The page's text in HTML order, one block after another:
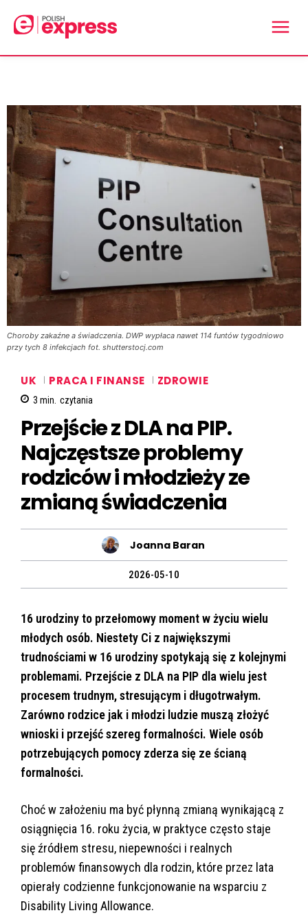
Choroby zakaźne a świadczenia. DWP wypłaca nawet 114 funtów tygodniowo
przy tych 8 infekcjach fot. shutterstocj.com
UK PRACA I FINANSE ZDROWIE
3 min. czytania
Przejście z DLA na PIP.
Najczęstsze problemy
rodziców i młodzieży ze
zmianą świadczenia
Joanna Baran
2026-05-10
16 urodziny to przełomowy moment w życiu wielu
młodych osób. Niestety Ci z największymi
trudnościami w 16 urodziny spotykają się z kolejnymi
problemami. Przejście z DLA na PIP dla wielu jest
procesem trudnym, stresującym i długotrwałym.
Zarówno rodzice jak i młodzi ludzie muszą złożyć
wnioski i przejść szereg formalności. Wiele osób
potrzebujących pomocy zderza się ze ścianą
formalności.
Choć w założeniu ma być płynną zmianą wynikającą z
osiągnięcia 16. roku życia, w praktyce często staje
się źródłem stresu, niepewności i realnych
problemów finansowych dla rodzin, które przez lata
opierały codzienne funkcjonowanie na wsparciu z
Disability Living Allowance.